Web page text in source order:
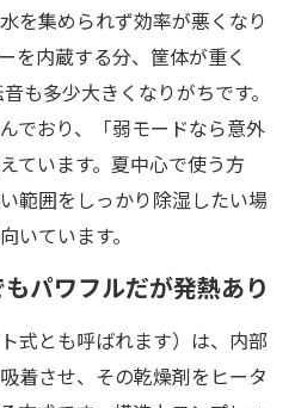
を集められず効率が悪くなり
を内蔵する分、筐体が重く
も多少大きくなりがちです。
でおり、「弱モードなら意外
ています。夏中心で使う方
範囲をしっかり除湿したい場
いています。
パワフルだが発熱あり
式とも呼ばれます）は、内部
着させ、その乾燥剤をヒータ